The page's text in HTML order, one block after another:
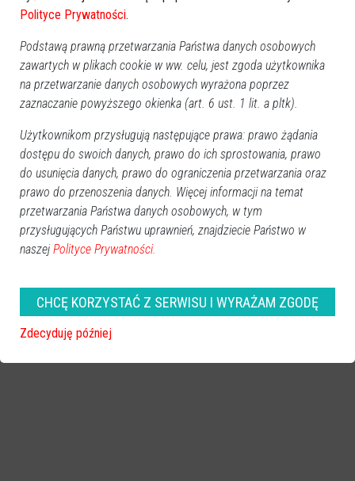
regionie
2026-05-15 12:11
Polityce Prywatności.
Podstawą prawną przetwarzania Państwa danych osobowych
zawartych w plikach cookie w ww. celu, jest zgoda użytkownika
na przetwarzanie danych osobowych wyrażona poprzez
zaznaczanie powyższego okienka (art. 6 ust. 1 lit. a pltk).
Użytkownikom przysługują następujące prawa: prawo żądania
dostępu do swoich danych, prawo do ich sprostowania, prawo
do usunięcia danych, prawo do ograniczenia przetwarzania oraz
prawo do przenoszenia danych. Więcej informacji na temat
przetwarzania Państwa danych osobowych, w tym
przysługujących Państwu uprawnień, znajdziecie Państwo w
naszej Polityce Prywatności.
CHCĘ KORZYSTAĆ Z SERWISU I WYRAŻAM ZGODĘ
Zdecyduję później